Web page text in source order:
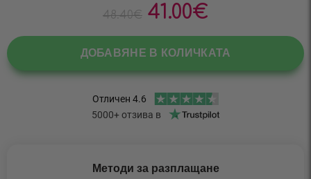
48.40€ 41.00€
ДОБАВЯНЕ В КОЛИЧКАТА
Методи за разплащане